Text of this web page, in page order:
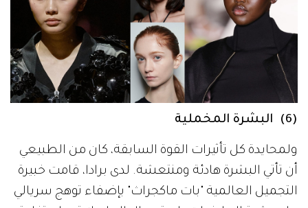
(6) البشرة المخملية
ولمحايدة كل تأثيرات القوة السابقة، كان من الطبيعي
أن تأتي البشرة هادئة ومنتعشة. لدى برادا، قامت خبيرة
التجميل العالمية "بات ماكجراث" بإضفاء توهج سريالي